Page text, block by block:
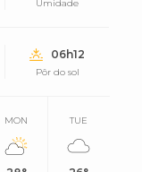
Umidade
06h12
Pôr do sol
MON TUE